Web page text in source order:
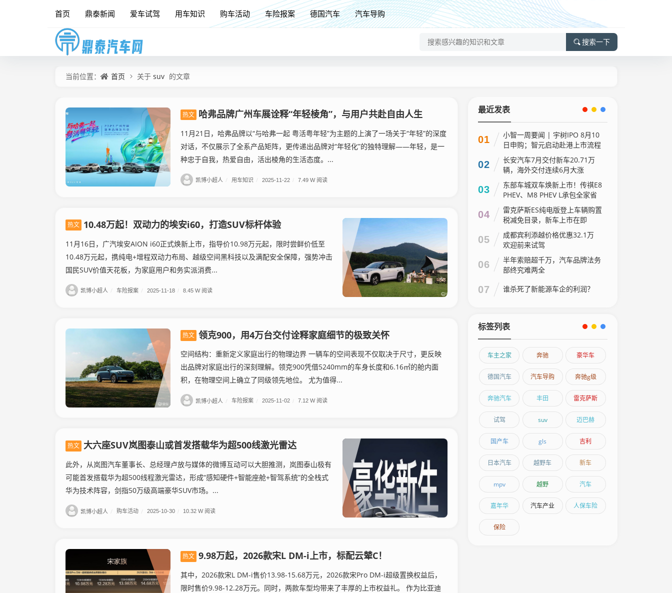
首页 鼎泰新闻 爱车试驾 用车知识 购车活动 车险报案 德国汽车 汽车导购
搜索一下
当前位置： 首页 关于 suv 的文章
热文 哈弗品牌广州车展诠释“年轻棱角”，与用户共赴自由人生
11月21日，哈弗品牌以“与哈弗一起 粤活粤年轻”为主题的上演了一场关于“年轻”的深度
对话，不仅展示了全系产品矩阵，更传递出品牌对“年轻化”的独特理解——年轻，是一
种忠于自我，热爱自由，活出棱角的生活态度。...
凯博小超人 用车知识 2025-11-22 7.49 W 阅读
热文 10.48万起！双动力的埃安i60，打造SUV标杆体验
11月16日，广汽埃安AION i60正式焕新上市，指导价10.98万元起，限时尝鲜价低至
10.48万元起，携纯电+增程双动力布局、越级空间黑科技以及满配安全保障，强势冲击
国民SUV价值天花板，为家庭用户和务实派消费...
凯博小超人 车险报案 2025-11-18 8.45 W 阅读
热文 领克900，用4万台交付诠释家庭细节的极致关怀
空间结构：重新定义家庭出行的物理边界 一辆车的空间表现不仅取决于尺寸，更反映
出品牌对家庭出行的深刻理解。领克900凭借5240mm的车身长度和6.16㎡的舱内面
积，在物理空间上确立了同级领先地位。 尤为值得...
凯博小超人 车险报案 2025-11-02 7.12 W 阅读
热文 大六座SUV岚图泰山或首发搭载华为超500线激光雷达
此外，从岚图汽车董事长、总经理卢放与媒体的微博互动可以大胆推测，岚图泰山极有
可能首发搭载华为超500线程激光雷达，形成“感知硬件+智能座舱+智驾系统”的全栈式
华为技术阵容，剑指50万级高端豪华SUV市场。...
凯博小超人 购车活动 2025-10-30 10.32 W 阅读
热文 9.98万起，2026款宋L DM-i上市，标配云辇C！
其中，2026款宋L DM-i售价13.98-15.68万元，2026款宋Pro DM-i超级置换权益后，
限时售价9.98-12.28万元。同时，两款车型均带来了丰厚的上市权益礼。 作为比亚迪
最近发表
01
小智一周要闻 | 宇树IPO 8月10
日申购；智元启动赴港上市流程
02
长安汽车7月交付新车20.71万
辆，海外交付连续6月大涨
03
东部车城双车焕新上市！传祺E8
PHEV、M8 PHEV L承包全家省
油出行
04
雷克萨斯ES纯电版登上车辆购置
税减免目录，新车上市在即
05
成都宾利添越价格优惠32.1万
欢迎前来试驾
06
半年索赔超千万，汽车品牌法务
部终究难两全
07 谁杀死了新能源车企的利润？
标签列表
车主之家 奔驰 豪华车
德国汽车 汽车导购 奔驰g级
奔驰汽车 丰田 雷克萨斯
试驾 suv 迈巴赫
国产车 gls 吉利
日本汽车 越野车 新车
mpv 越野 汽车
嘉年华 汽车产业 人保车险
保险